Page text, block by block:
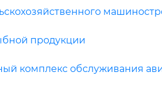
продукции
комплекс обслуживания